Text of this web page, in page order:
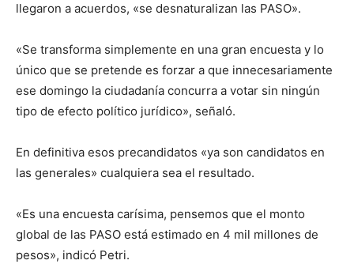
llegaron a acuerdos, «se desnaturalizan las PASO».
«Se transforma simplemente en una gran encuesta y lo
único que se pretende es forzar a que innecesariamente
ese domingo la ciudadanía concurra a votar sin ningún
tipo de efecto político jurídico», señaló.
En definitiva esos precandidatos «ya son candidatos en
las generales» cualquiera sea el resultado.
«Es una encuesta carísima, pensemos que el monto
global de las PASO está estimado en 4 mil millones de
pesos», indicó Petri.